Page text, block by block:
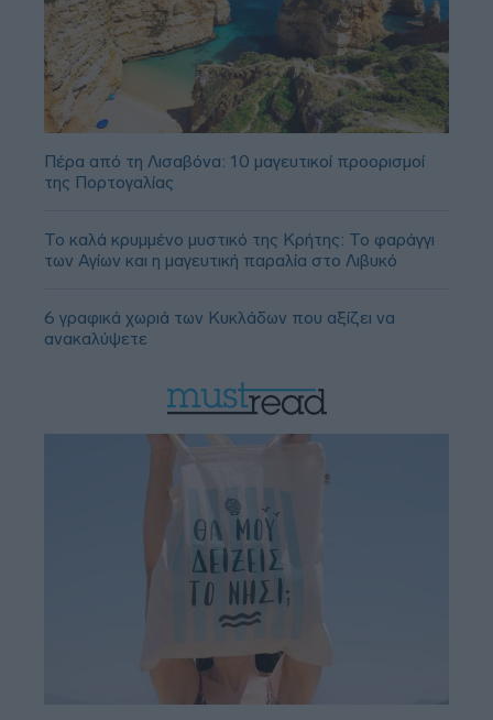
Πέρα από τη Λισαβόνα: 10 μαγευτικοί προορισμοί
της Πορτογαλίας
Το καλά κρυμμένο μυστικό της Κρήτης: Το φαράγγι
των Αγίων και η μαγευτική παραλία στο Λιβυκό
6 γραφικά χωριά των Κυκλάδων που αξίζει να
ανακαλύψετε